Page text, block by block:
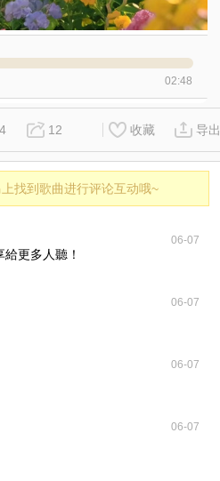
02:48
12 收藏 导出
上找到歌曲进行评论互动哦~
06-07
更多人聽！
06-07
06-07
06-07